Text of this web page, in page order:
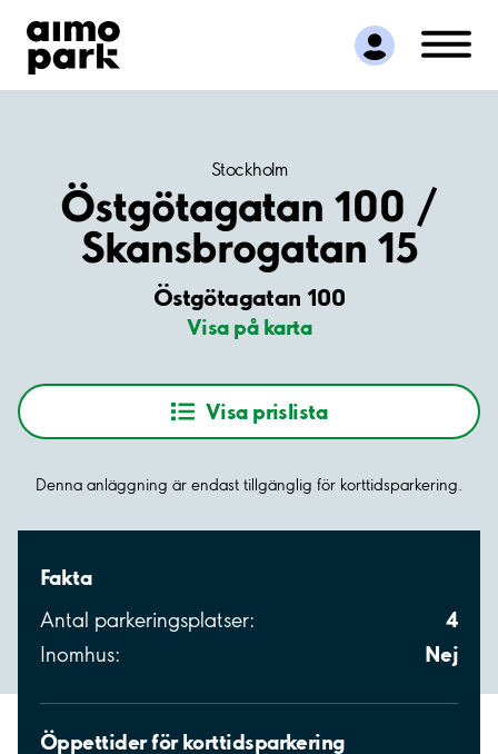
Hitta parkering
Samarbete
Kundservice
Stockholm
Östgötagatan 100 /
Skansbrogatan 15
Östgötagatan 100
Visa på karta
Visa prislista
Denna anläggning är endast tillgänglig för korttidsparkering.
Fakta
Antal parkeringsplatser: 4
Inomhus: Nej
Öppettider för korttidsparkering